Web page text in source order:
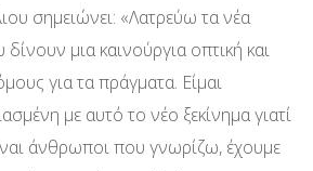
σημειώνει: «Λατρεύω τα νέα
δίνουν μια καινούργια οπτική και
για τα πράγματα. Είμαι
με αυτό το νέο ξεκίνημα γιατί
άνθρωποι που γνωρίζω, έχουμε